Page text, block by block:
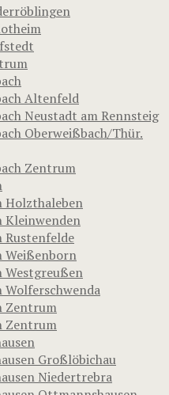
Altenfeld
Neustadt am Rennsteig
Oberweißbach/Thür.
Zentrum
Holzthaleben
Kleinwenden
Rustenfelde
Weißenborn
Westgreußen
Zentrum
Zentrum
Großlöbichau
Niedertrebra